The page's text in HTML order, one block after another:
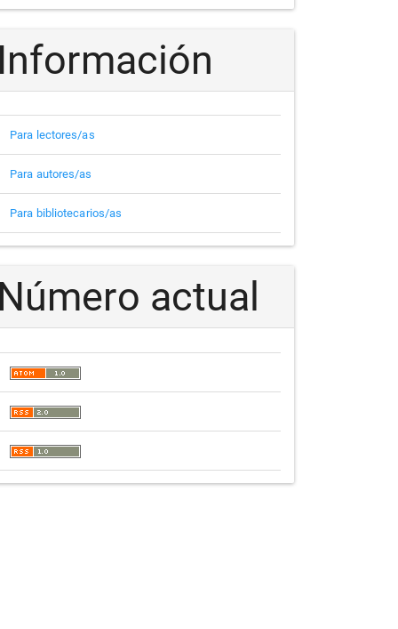
Información
Para lectores/as
Para autores/as
Para bibliotecarios/as
Número actual